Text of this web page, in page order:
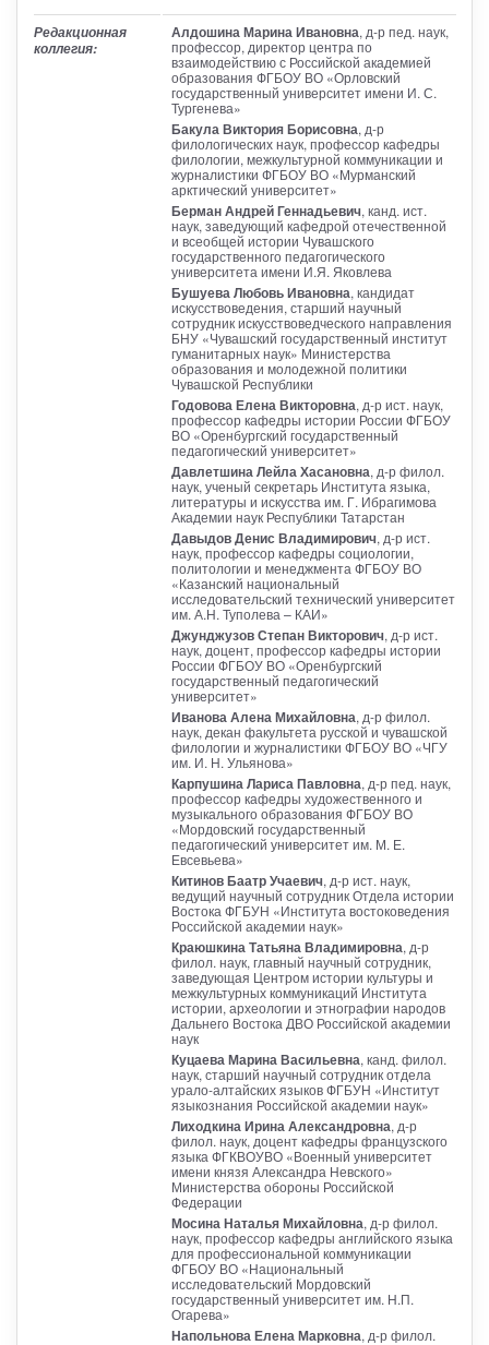
Редакционная
коллегия:
Алдошина Марина Ивановна, д-р пед. наук,
профессор, директор центра по
взаимодействию с Российской академией
образования ФГБОУ ВО «Орловский
государственный университет имени И. С.
Тургенева»
Бакула Виктория Борисовна, д-р
филологических наук, профессор кафедры
филологии, межкультурной коммуникации и
журналистики ФГБОУ ВО «Мурманский
арктический университет»
Берман Андрей Геннадьевич, канд. ист.
наук, заведующий кафедрой отечественной
и всеобщей истории Чувашского
государственного педагогического
университета имени И.Я. Яковлева
Бушуева Любовь Ивановна, кандидат
искусствоведения, старший научный
сотрудник искусствоведческого направления
БНУ «Чувашский государственный институт
гуманитарных наук» Министерства
образования и молодежной политики
Чувашской Республики
Годовова Елена Викторовна, д-р ист. наук,
профессор кафедры истории России ФГБОУ
ВО «Оренбургский государственный
педагогический университет»
Давлетшина Лейла Хасановна, д-р филол.
наук, ученый секретарь Института языка,
литературы и искусства им. Г. Ибрагимова
Академии наук Республики Татарстан
Давыдов Денис Владимирович, д-р ист.
наук, профессор кафедры социологии,
политологии и менеджмента ФГБОУ ВО
«Казанский национальный
исследовательский технический университет
им. А.Н. Туполева – КАИ»
Джунджузов Степан Викторович, д-р ист.
наук, доцент, профессор кафедры истории
России ФГБОУ ВО «Оренбургский
государственный педагогический
университет»
Иванова Алена Михайловна, д-р филол.
наук, декан факультета русской и чувашской
филологии и журналистики ФГБОУ ВО «ЧГУ
им. И. Н. Ульянова»
Карпушина Лариса Павловна, д-р пед. наук,
профессор кафедры художественного и
музыкального образования ФГБОУ ВО
«Мордовский государственный
педагогический университет им. М. Е.
Евсевьева»
Китинов Баатр Учаевич, д-р ист. наук,
ведущий научный сотрудник Отдела истории
Востока ФГБУН «Института востоковедения
Российской академии наук»
Краюшкина Татьяна Владимировна, д-р
филол. наук, главный научный сотрудник,
заведующая Центром истории культуры и
межкультурных коммуникаций Института
истории, археологии и этнографии народов
Дальнего Востока ДВО Российской академии
наук
Куцаева Марина Васильевна, канд. филол.
наук, старший научный сотрудник отдела
урало-алтайских языков ФГБУН «Институт
языкознания Российской академии наук»
Лиходкина Ирина Александровна, д-р
филол. наук, доцент кафедры французского
языка ФГКВОУВО «Военный университет
имени князя Александра Невского»
Министерства обороны Российской
Федерации
Мосина Наталья Михайловна, д-р филол.
наук, профессор кафедры английского языка
для профессиональной коммуникации
ФГБОУ ВО «Национальный
исследовательский Мордовский
государственный университет им. Н.П.
Огарева»
Напольнова Елена Марковна, д-р филол.